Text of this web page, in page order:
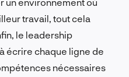
travail, tout cela
le leadership
écrire chaque ligne de
nécessaires